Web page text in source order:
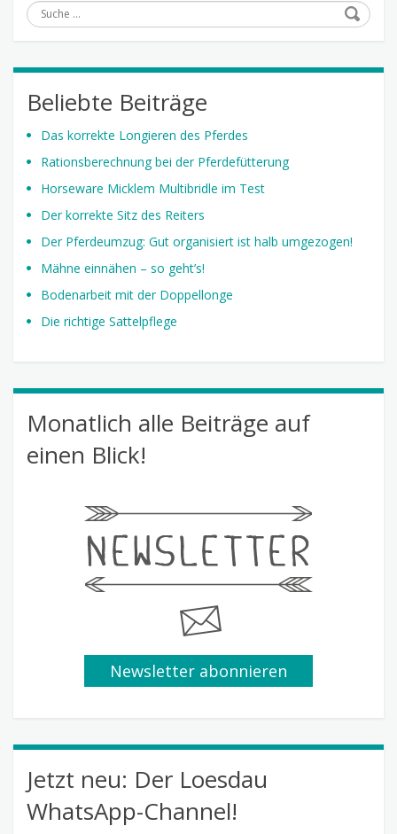
Suche
Beliebte Beiträge
Das korrekte Longieren des Pferdes
Rationsberechnung bei der Pferdefütterung
Horseware Micklem Multibridle im Test
Der korrekte Sitz des Reiters
Der Pferdeumzug: Gut organisiert ist halb umgezogen!
Mähne einnähen – so geht’s!
Bodenarbeit mit der Doppellonge
Die richtige Sattelpflege
Monatlich alle Beiträge auf
einen Blick!
Newsletter abonnieren
Jetzt neu: Der Loesdau
WhatsApp-Channel!